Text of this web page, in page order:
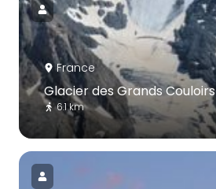
France
Glacier des Grands Couloirs
6.1 km